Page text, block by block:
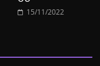
15/11/2022